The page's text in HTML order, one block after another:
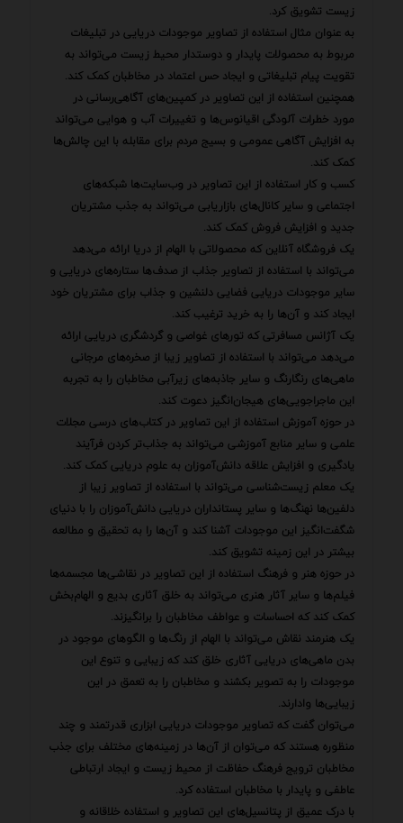
زیست تشویق کرد.
به عنوان مثال استفاده از تصاویر موجودات دریایی در تبلیغات
مربوط به محصولات پایدار و دوستدار محیط زیست می‌تواند به
تقویت پیام تبلیغاتی و ایجاد حس اعتماد در مخاطبان کمک کند.
همچنین استفاده از این تصاویر در کمپین‌های آگاهی‌رسانی در
مورد خطرات آلودگی اقیانوس‌ها و تغییرات آب و هوایی می‌تواند
به افزایش آگاهی عمومی و بسیج مردم برای مقابله با این چالش‌ها
کمک کند.
کسب و کار استفاده از این تصاویر در وب‌سایت‌ها شبکه‌های
اجتماعی و سایر کانال‌های بازاریابی می‌تواند به جذب مشتریان
جدید و افزایش فروش کمک کند.
یک فروشگاه آنلاین که محصولاتی با الهام از دریا ارائه می‌دهد
می‌تواند با استفاده از تصاویر جذاب از صدف‌ها ستاره‌های دریایی و
سایر موجودات دریایی فضایی دلنشین و جذاب برای مشتریان خود
ایجاد کند و آن‌ها را به خرید ترغیب کند.
یک آژانس مسافرتی که تورهای غواصی و گردشگری دریایی ارائه
می‌دهد می‌تواند با استفاده از تصاویر زیبا از صخره‌های مرجانی
ماهی‌های رنگارنگ و سایر جاذبه‌های زیرآبی مخاطبان را به تجربه
این ماجراجویی‌های هیجان‌انگیز دعوت کند.
در حوزه آموزش استفاده از این تصاویر در کتاب‌های درسی مجلات
علمی و سایر منابع آموزشی می‌تواند به جذاب‌تر کردن فرآیند
یادگیری و افزایش علاقه دانش‌آموزان به علوم دریایی کمک کند.
یک معلم زیست‌شناسی می‌تواند با استفاده از تصاویر زیبا از
دلفین‌ها نهنگ‌ها و سایر پستانداران دریایی دانش‌آموزان را با دنیای
شگفت‌انگیز این موجودات آشنا کند و آن‌ها را به تحقیق و مطالعه
بیشتر در این زمینه تشویق کند.
در حوزه هنر و فرهنگ استفاده از این تصاویر در نقاشی‌ها مجسمه‌ها
فیلم‌ها و سایر آثار هنری می‌تواند به خلق آثاری بدیع و الهام‌بخش
کمک کند که احساسات و عواطف مخاطبان را برانگیزند.
یک هنرمند نقاش می‌تواند با الهام از رنگ‌ها و الگوهای موجود در
بدن ماهی‌های دریایی آثاری خلق کند که زیبایی و تنوع این
موجودات را به تصویر بکشند و مخاطبان را به تعمق در این
زیبایی‌ها وادارند.
می‌توان گفت که تصاویر موجودات دریایی ابزاری قدرتمند و چند
منظوره هستند که می‌توان از آن‌ها در زمینه‌های مختلف برای جذب
مخاطبان ترویج فرهنگ حفاظت از محیط زیست و ایجاد ارتباطی
عاطفی و پایدار با مخاطبان استفاده کرد.
با درک عمیق از پتانسیل‌های این تصاویر و استفاده خلاقانه و